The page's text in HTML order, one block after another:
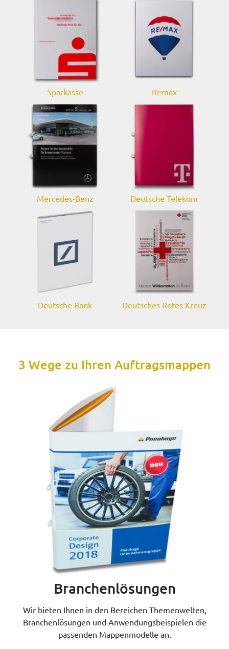
Sparkasse Remax
Mercedes-Benz Deutsche Telekom
Deutsche Bank Deutsches Rotes Kreuz
3 Wege zu Ihren Auftragsmappen
Branchenlösungen
Wir bieten Ihnen in den Bereichen Themenwelten,
Branchenlösungen und Anwendungsbeispielen die
passenden Mappenmodelle an.